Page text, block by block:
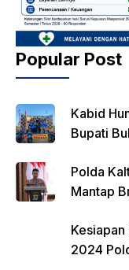
Popular Post
Kabid
Bupati
Polda
Mantap
2024